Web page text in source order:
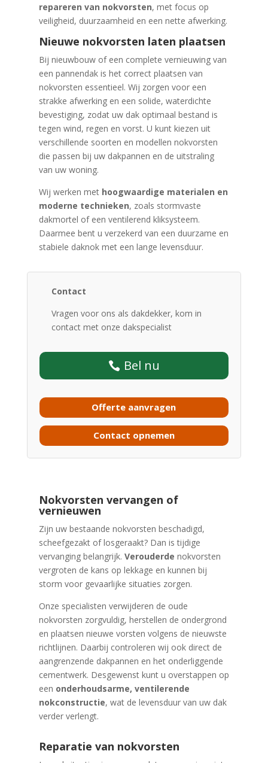
repareren van nokvorsten, met focus op
veiligheid, duurzaamheid en een nette afwerking.
Nieuwe nokvorsten laten plaatsen
Bij nieuwbouw of een complete vernieuwing van
een pannendak is het correct plaatsen van
nokvorsten essentieel. Wij zorgen voor een
strakke afwerking en een solide, waterdichte
bevestiging, zodat uw dak optimaal bestand is
tegen wind, regen en vorst. U kunt kiezen uit
verschillende soorten en modellen nokvorsten
die passen bij uw dakpannen en de uitstraling
van uw woning.
Wij werken met hoogwaardige materialen en
moderne technieken, zoals stormvaste
dakmortel of een ventilerend kliksysteem.
Daarmee bent u verzekerd van een duurzame en
stabiele daknok met een lange levensduur.
Contact
Vragen voor ons als dakdekker, kom in
contact met onze dakspecialist
Bel nu
Offerte aanvragen
Contact opnemen
Nokvorsten vervangen of
vernieuwen
Zijn uw bestaande nokvorsten beschadigd,
scheefgezakt of losgeraakt? Dan is tijdige
vervanging belangrijk. Verouderde nokvorsten
vergroten de kans op lekkage en kunnen bij
storm voor gevaarlijke situaties zorgen.
Onze specialisten verwijderen de oude
nokvorsten zorgvuldig, herstellen de ondergrond
en plaatsen nieuwe vorsten volgens de nieuwste
richtlijnen. Daarbij controleren wij ook direct de
aangrenzende dakpannen en het onderliggende
cementwerk. Desgewenst kunt u overstappen op
een onderhoudsarme, ventilerende
nokconstructie, wat de levensduur van uw dak
verder verlengt.
Reparatie van nokvorsten